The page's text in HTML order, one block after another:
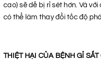
cao) sẽ dễ bị rỉ sét hơn. Và
có thể làm thay đổi tốc độ
THIỆT HẠI CỦA BỆNH GỈ SẮT